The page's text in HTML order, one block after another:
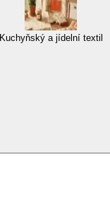
Kuchyňský a jídelní textil